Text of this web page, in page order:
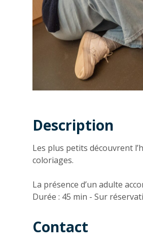
Description
Description
Les plus petits découvrent
coloriages.
La présence d’un adulte
Durée : 45 min - Sur
Contact